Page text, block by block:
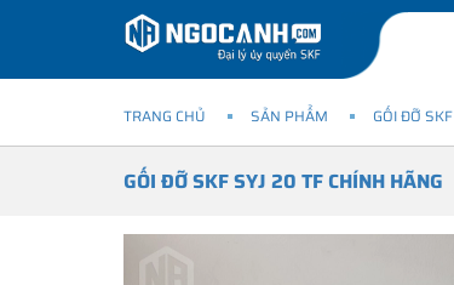
TRANG CHỦ SẢN PHẨM GỐI ĐỠ SKF
GỐI ĐỠ SKF SYJ 20 TF CHÍNH HÃNG